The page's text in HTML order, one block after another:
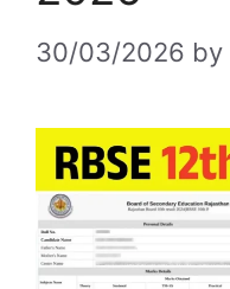
30/03/2026 by